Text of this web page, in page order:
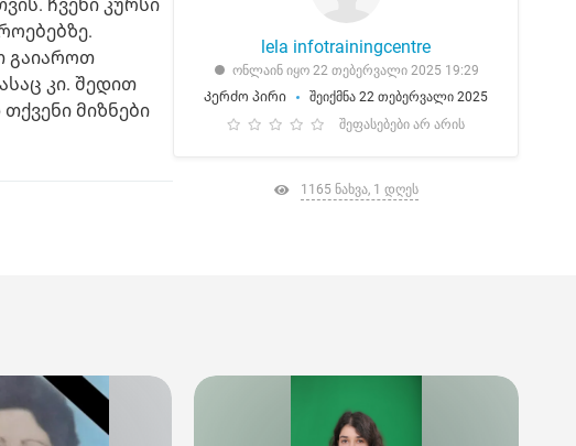
ჩვენი კურსი
გაიაროთ
კი. შედით
მიზნები
lela infotrainingcentre
ონლაინ იყო 22 თებერვალი 2025 19:29
Კერძო პირი
შეიქმნა 22 თებერვალი 2025
შეფასებები არ არის
1165 ნახვა, 1 დღეს